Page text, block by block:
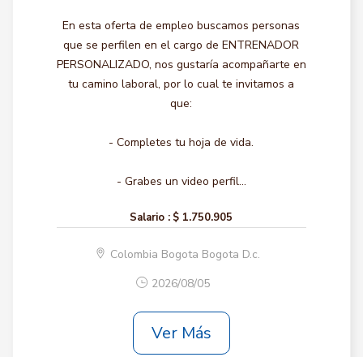
En esta oferta de empleo buscamos personas
que se perfilen en el cargo de ENTRENADOR
PERSONALIZADO, nos gustaría acompañarte en
tu camino laboral, por lo cual te invitamos a
que:
- Completes tu hoja de vida.
- Grabes un video perfil...
Salario : $ 1.750.905
Colombia Bogota Bogota D.c.
2026/08/05
Ver Más